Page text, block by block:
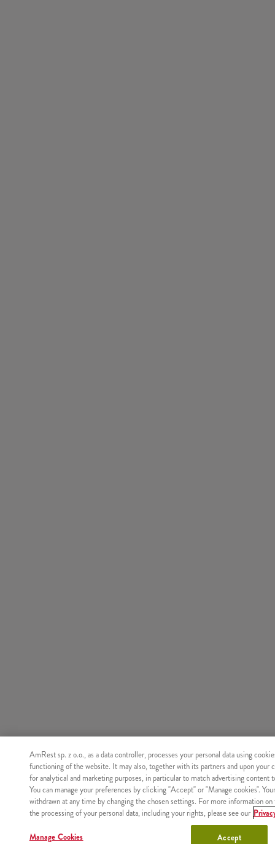
Nie znaleziono produktu o podanym identyfikatorze.
AmRest sp. z o.o., as a data controller, processes your personal data using
functioning of the website. It may also, together with its partners and upon your
for analytical and marketing purposes, in particular to match advertising content
You can manage your preferences by clicking "Accept" or "Manage cookies".
withdrawn at any time by changing the chosen settings. For more information
the processing of your personal data, including your rights, please see our
Manage Cookies Accept